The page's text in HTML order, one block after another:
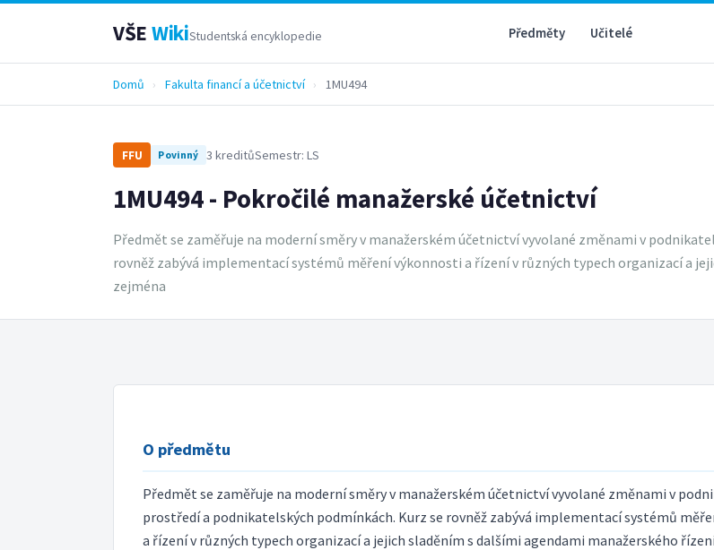
VŠE WikiStudentská encyklopedie Předměty Učitelé
Domů › Fakulta financí a účetnictví › 1MU494
FFU Povinný 3 kreditůSemestr: LS
1MU494 - Pokročilé manažerské účetnictví
Předmět se zaměřuje na moderní směry v manažerském účetnictví vyvolané změnami v
rovněž zabývá implementací systémů měření výkonnosti a řízení v různých typech organizací a
zejména
O předmětu
Předmět se zaměřuje na moderní směry v manažerském účetnictví vyvolané změnami v
prostředí a podnikatelských podmínkách. Kurz se rovněž zabývá implementací systémů
a řízení v různých typech organizací a jejich sladěním s dalšími agendami manažerského